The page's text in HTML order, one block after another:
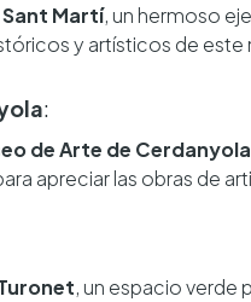
Martí, un hermoso
y artísticos de
:
de Arte de Cerdanyola
apreciar las obras de
, un espacio verde